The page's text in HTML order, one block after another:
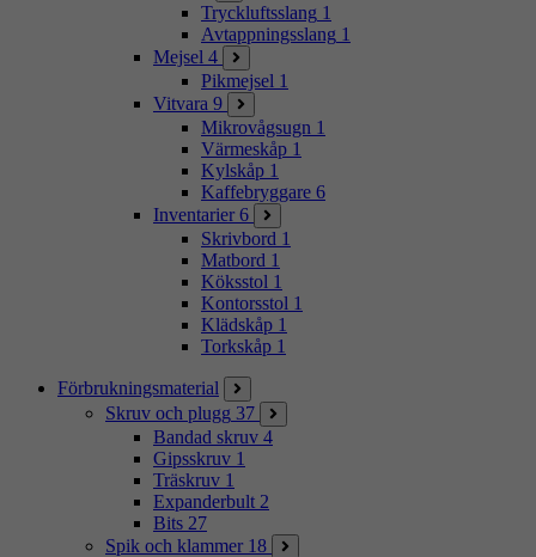
Tryckluftsslang 1
Avtappningsslang 1
Mejsel 4
Pikmejsel 1
Vitvara 9
Mikrovågsugn 1
Värmeskåp 1
Kylskåp 1
Kaffebryggare 6
Inventarier 6
Skrivbord 1
Matbord 1
Köksstol 1
Kontorsstol 1
Klädskåp 1
Torkskåp 1
Förbrukningsmaterial
Skruv och plugg 37
Bandad skruv 4
Gipsskruv 1
Träskruv 1
Expanderbult 2
Bits 27
Spik och klammer 18